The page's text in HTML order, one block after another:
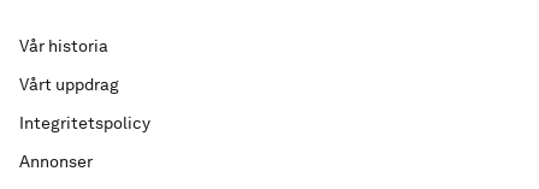
Vår historia
Vårt uppdrag
Integritetspolicy
Annonser